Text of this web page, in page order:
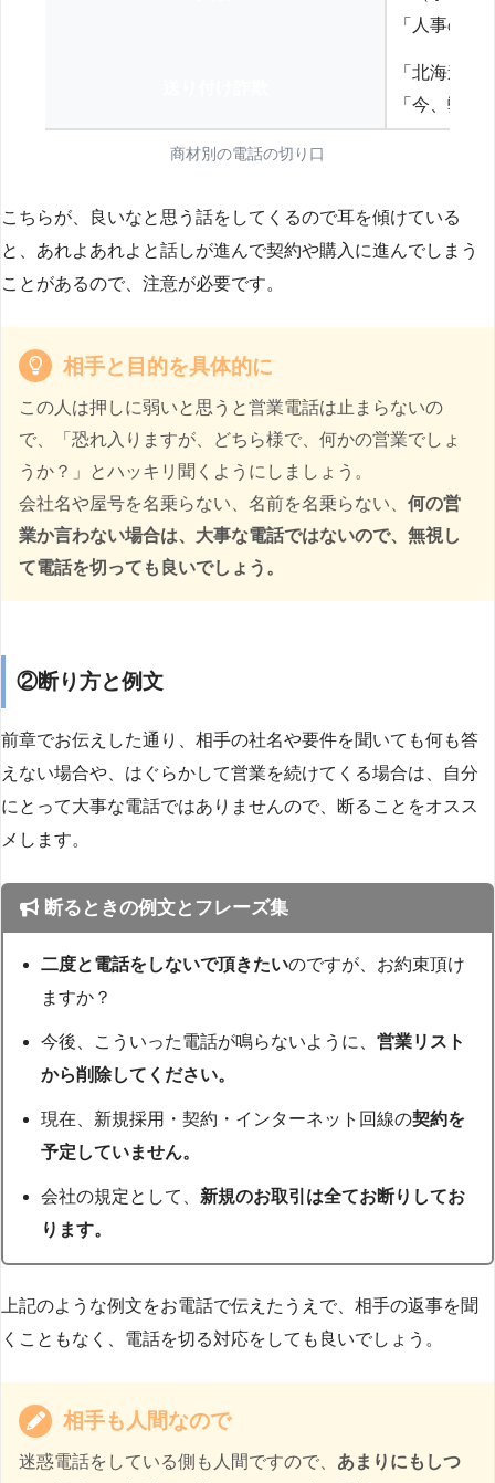
「人事の方
「北海道
「今、弊
商材別の電話の切り口
こちらが、良いなと思う話をしてくるので耳を傾けている
と、あれよあれよと話しが進んで契約や購入に進んでしまう
ことがあるので、注意が必要です。
相手と目的を具体的に
この人は押しに弱いと思うと営業電話は止まらないの
で、「恐れ入りますが、どちら様で、何かの営業でしょ
うか？」とハッキリ聞くようにしましょう。
会社名や屋号を名乗らない、名前を名乗らない、 何の営
業か言わない場合は、大事な電話ではないので、無視し
て電話を切っても良いでしょう。
②断り方と例文
前章でお伝えした通り、相手の社名や要件を聞いても何も答
えない場合や、はぐらかして営業を続けてくる場合は、自分
にとって大事な電話ではありませんので、断ることをオスス
メします。
断るときの例文とフレーズ集
二度と電話をしないで頂きたいのですが、お約束頂け
ますか？
今後、こういった電話が鳴らないように、営業リスト
から削除してください。
現在、新規採用・契約・インターネット回線の契約を
予定していません。
会社の規定として、 新規のお取引は全てお断りしてお
ります。
上記のような例文をお電話で伝えたうえで、相手の返事を聞
くこともなく、電話を切る対応をしても良いでしょう。
相手も人間なので
迷惑電話をしている側も人間ですので、 あまりにもしつ